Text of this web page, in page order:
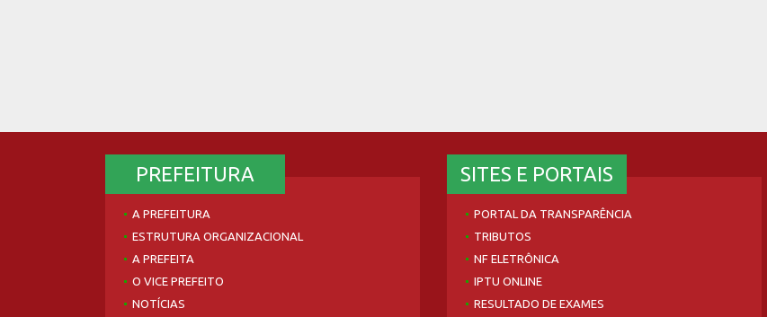
PREFEITURA
A PREFEITURA
ESTRUTURA ORGANIZACIONAL
A PREFEITA
O VICE PREFEITO
NOTÍCIAS
SITES E PORTAIS
PORTAL DA TRANSPARÊNCIA
TRIBUTOS
NF ELETRÔNICA
IPTU ONLINE
RESULTADO DE EXAMES